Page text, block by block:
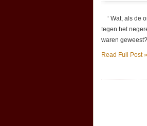
‘ Wat, als de
tegen het
waren
Read Full Post »